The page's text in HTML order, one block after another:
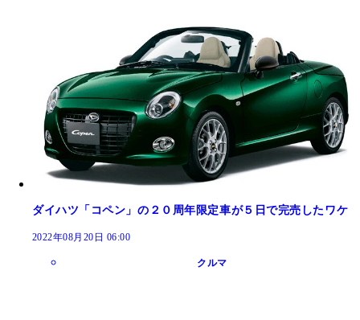
ダイハツ「コペン」の２０周年限定車が５日で完売したワケ
2022年08月20日 06:00
クルマ